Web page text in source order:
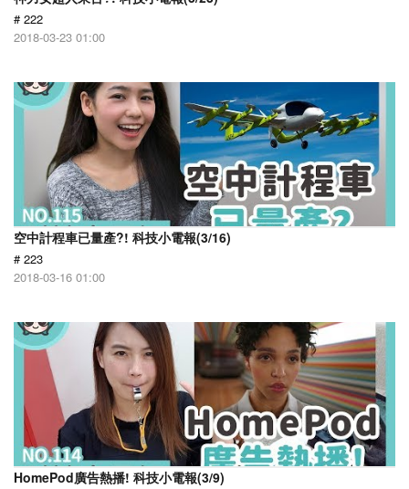
# 222
2018-03-23 01:00
空中計程車已量產?! 科技小電報(3/16)
# 223
2018-03-16 01:00
HomePod廣告熱播! 科技小電報(3/9)